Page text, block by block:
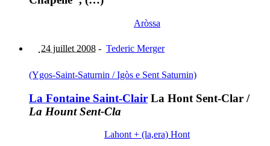
Aròssa
24 juillet 2008 - Tederic Merger
(Ygos-Saint-Saturnin / Igòs e Sent Saturnin)
La Fontaine Saint-Clair La Hont Sent-Clar /
La Hount Sent-Cla
Lahont + (la,era) Hont